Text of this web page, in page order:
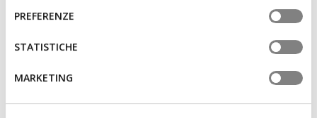
informazioni o per modificare in qualsiasi momento le
tue impostazioni, visita la nostra
consenso
PREFERENZE
STATISTICHE
MARKETING